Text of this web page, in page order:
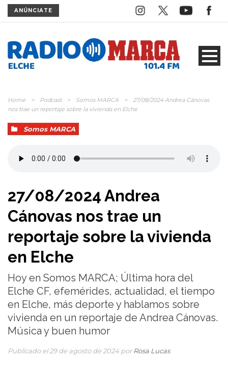
ANÚNCIATE
Home > Podcast > Somos MARCA >
27/08/2024 Andrea Cánovas
nos trae un reportaje sobre la vivienda en Elche
Somos MARCA
27/08/2024 Andrea
Cánovas nos trae un
reportaje sobre la vivienda
en Elche
Hoy en Somos MARCA; Última hora del
Elche CF, efemérides, actualidad, el tiempo
en Elche, más deporte y hablamos sobre
vivienda en un reportaje de Andrea Cánovas.
Música y buen humor
Publicado el 29 de agosto de 2024 por Rosa Lucas